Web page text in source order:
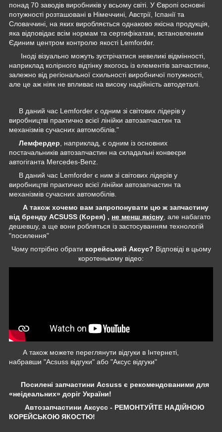
понад 70 заводів виробників у всьому світі. У Європі основні
потужності розташовані в Німеччині, Австрії, Іспанії та
Словаччині, на яких виробляється однаково якісна продукція,
яка відповідає всім нормам та сертифікатам, встановленим
Єдиним центром контролю якості Lemforder.
Іноді візуально можуть зустрічатися невеликі відмінності,
наприклад колірного відтінку якогось із елементів запчастини,
залежно від регіональної схильності виробничої потужності,
але це аж ніяк не впливає на високу надійність автодеталі.
В даний час Lemforder є одним зі світових лідерів у
виробництві практично всієї лінійки автозапчастин та
механізмів сучасних автомобілів."
Лемфердер , наприклад, є одним із основних
постачальників автозапчастин на складальні конвеєри
автогіганта Mercedes-Benz.
В даний час Lemforder є ним зі світових лідерів у
виробництві практично всієї лінійки автозапчастин та
механізмів сучасних автомобілів.
А також хочемо вам запропонувати цю ж запчастину
від бренду ACSUSS (Корея) , не менш якісну , але набагато
дешевшу, а ще вони робляться із застосуванням технологій
"посилення"
Чому потрібно обрати корейський Аксус? Відповіді в цьому
коротенькому відео:
А також можете переглянути відгуки в Інтернеті,
набравши "Acsuss відгуки" або "Аксус відгуки"
Посилені запчастини Acsuss є рекомендованими для
«неідеальних» доріг України!
Автозапчастини Аксусс - РЕМОНТУЙТЕ НАДІЙНОЮ
КОРЕЙСЬКОЮ ЯКОСТЮ!